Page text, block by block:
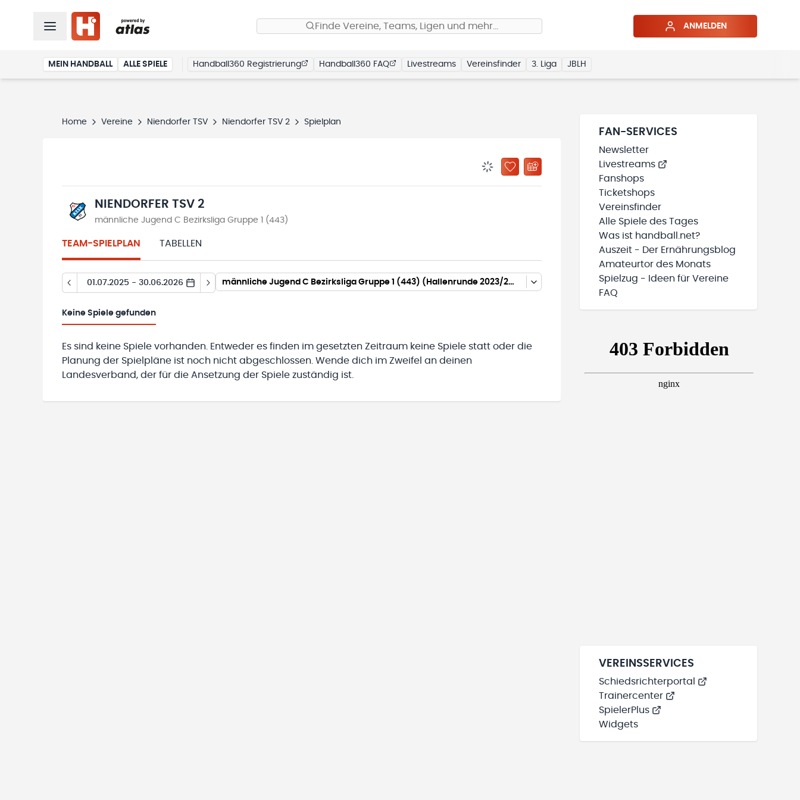
Finde Vereine, Teams, Ligen und mehr… ANMELDEN
MEIN HANDBALL ALLE SPIELE Handball360 Registrierung Handball360 FAQ Livestreams Vereinsfinder 3. Liga JBLH
Home Vereine Niendorfer TSV Niendorfer TSV 2 Spielplan
BENACHRICHTIGUNGSSTATUS WIRD GELADEN
ZU „MEINE TEAMS“ HINZUFÜGEN
NIENDORFER TSV 2
männliche Jugend C Bezirksliga Gruppe 1 (443)
TEAM-SPIELPLAN TABELLEN
01.07.2025 - 30.06.2026 männliche Jugend C Bezirksliga Gruppe 1 (443) (Hallenrunde 2023/2024)
Keine Spiele gefunden
Es sind keine Spiele vorhanden. Entweder es finden im gesetzten Zeitraum keine Spiele statt oder die
Planung der Spielpläne ist noch nicht abgeschlossen. Wende dich im Zweifel an deinen
Landesverband, der für die Ansetzung der Spiele zuständig ist.
FAN-SERVICES
Newsletter
Livestreams
Fanshops
Ticketshops
Vereinsfinder
Alle Spiele des Tages
Was ist handball.net?
Auszeit - Der Ernährungsblog
Amateurtor des Monats
Spielzug - Ideen für Vereine
FAQ
VEREINSSERVICES
Schiedsrichterportal
Trainercenter
SpielerPlus
Widgets